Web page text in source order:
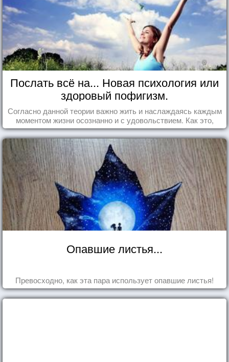
Послать всё на... Новая психология или
здоровый пофигизм.
Согласно данной теории важно жить и наслаждаясь каждым
моментом жизни осознанно и с удовольствием. Как это,
попробуем разобраться на реальных примерах.
Опавшие листья...
Превосходно, как эта пара использует опавшие листья!